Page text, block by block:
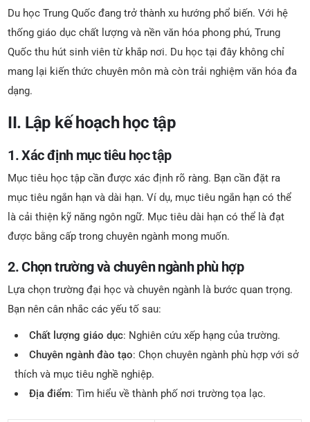
Du học Trung Quốc đang trở thành xu hướng phổ biến. Với hệ
thống giáo dục chất lượng và nền văn hóa phong phú, Trung
Quốc thu hút sinh viên từ khắp nơi. Du học tại đây không chỉ
mang lại kiến thức chuyên môn mà còn trải nghiệm văn hóa đa
dạng.
II. Lập kế hoạch học tập
1. Xác định mục tiêu học tập
Mục tiêu học tập cần được xác định rõ ràng. Bạn cần đặt ra
mục tiêu ngắn hạn và dài hạn. Ví dụ, mục tiêu ngắn hạn có thể
là cải thiện kỹ năng ngôn ngữ. Mục tiêu dài hạn có thể là đạt
được bằng cấp trong chuyên ngành mong muốn.
2. Chọn trường và chuyên ngành phù hợp
Lựa chọn trường đại học và chuyên ngành là bước quan trọng.
Bạn nên cân nhắc các yếu tố sau:
Chất lượng giáo dục: Nghiên cứu xếp hạng của trường.
Chuyên ngành đào tạo: Chọn chuyên ngành phù hợp với sở
thích và mục tiêu nghề nghiệp.
Địa điểm: Tìm hiểu về thành phố nơi trường tọa lạc.